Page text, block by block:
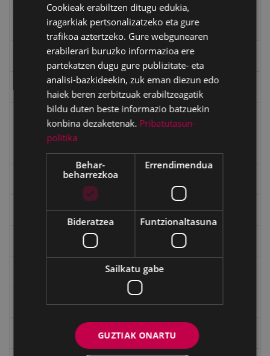
Eibarko mugarrien itzulia
Eibarko mugarrien itzulia - Iparraldea
Emakumeak
Gerra Zibilaren Interpretazio Zentroa
Ignacio Zuloaga (1870-2020)
Ignazio Zuloagaren margolanak Eibarko dendetan
Cookieak erabiltzen ditugu edukia,
iragarkiak pertsonalizatzeko eta gure
trafikoa aztertzeko. Gure webgunearen
erabilerari buruzko informazioa ere
partekatzen dugu gure publizitate- eta
analisi-bazkideekin, zuk eman diezun edo
haiek beren zerbitzuak erabiltzeagatik
bildu duten beste informazio batzuekin
konbina dezaketenak. Pribatutasun-
politika
Behar-
beharrezkoa
Errendimendua
Bideratzea Funtzionaltasuna
Sailkatu gabe
GUZTIAK ONARTU